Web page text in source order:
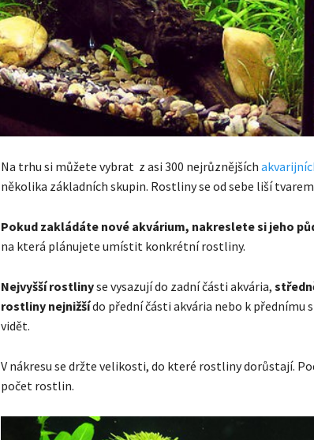
Na trhu si můžete vybrat z asi 300 nejrůznějších
několika základních skupin. Rostliny se od sebe liší
Pokud zakládáte nové akvárium, nakreslete si jeho
na která plánujete umístit konkrétní rostliny.
Nejvyšší rostlinyse vysazují do zadní části akvária,
rostliny nejnižšído přední části akvária nebo k přednímu
vidět.
V nákresu se držte velikosti, do které rostliny dorůstají.
počet rostlin.